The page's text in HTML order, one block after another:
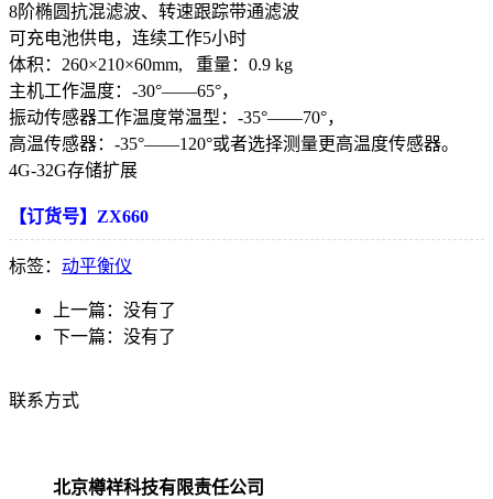
8阶椭圆抗混滤波、转速跟踪带通滤波
可充电池供电，连续工作5小时
体积：260×210×60mm, 重量：0.9 kg
主机工作温度：-30°——65°，
振动传感器工作温度常温型：-35°——70°，
高温传感器：-35°——120°或者选择测量更高温度传感器。
4G-32G存储扩展
【订货号】ZX660
标签： 动平衡仪
上一篇： 没有了
下一篇： 没有了
联系方式
北京樽祥科技有限责任公司